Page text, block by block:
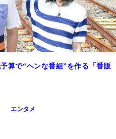
算で“ヘンな番組”を作る「番販
エンタメ